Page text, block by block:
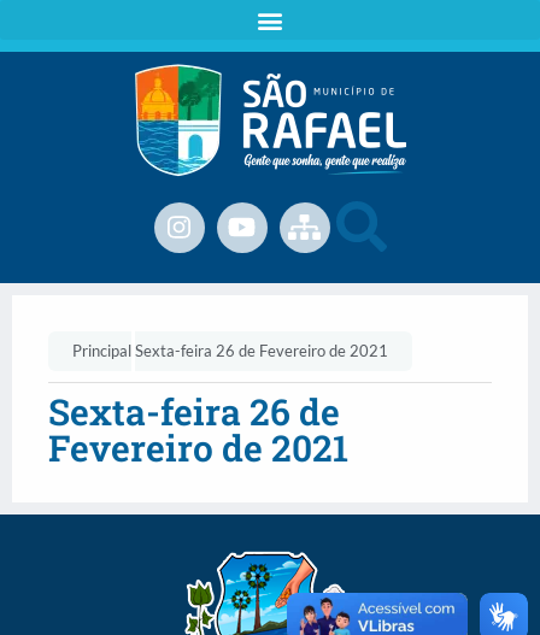
PrincipalSexta-feira 26 de Fevereiro de 2021
Sexta-feira 26 de
Fevereiro de 2021